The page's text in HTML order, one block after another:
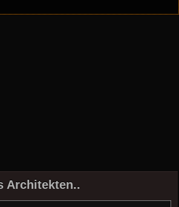
Architekten..